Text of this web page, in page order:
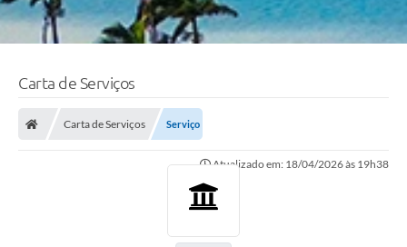
Carta de Serviços
Carta de Serviços Serviço
Atualizado em: 18/04/2026 às 19h38